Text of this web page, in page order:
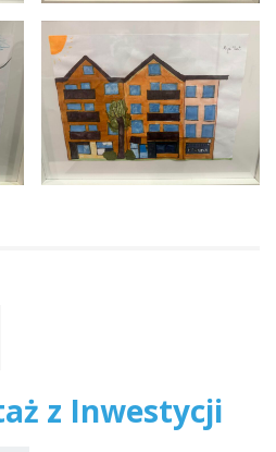
z Inwestycji